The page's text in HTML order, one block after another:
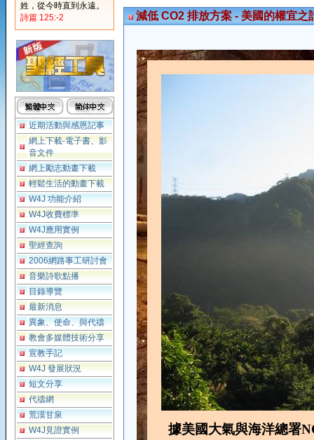
姓，從今時直到永遠。
詩篇 125:-2
近期活動與感恩記事
網上下載-電子書、影
音文件
網上勵志動畫下載
輕鬆生活的動畫下載
W4J 功能介紹
W4J收費標準
W4J應用實例
聖經查詢
2006網路事工研討會
音樂詩歌點播
目錄導覽
最新消息
異象、使命、與代禱
教會多媒體技術分享
宣教手記
W4J 發展狀況
短文分享
代禱網
荒漠甘泉
W4J見證實例
減低 CO2 排放方案 - 美國的權宜之
據美國大氣與海洋總署